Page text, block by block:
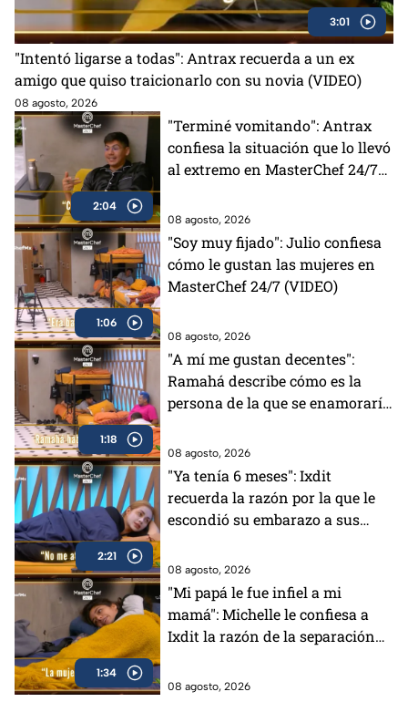
3:01
"Intentó ligarse a todas": Antrax recuerda a un ex
amigo que quiso traicionarlo con su novia (VIDEO)
08 agosto, 2026
2:04
"Terminé vomitando": Antrax
confiesa la situación que lo llevó
al extremo en MasterChef 24/7
08 agosto, 2026
1:06
"Soy muy fijado": Julio confiesa
cómo le gustan las mujeres en
MasterChef 24/7 (VIDEO)
08 agosto, 2026
1:18
"A mí me gustan decentes":
Ramahá describe cómo es la
persona de la que se enamoraría
08 agosto, 2026
2:21
"Ya tenía 6 meses": Ixdit
recuerda la razón por la que le
escondió su embarazo a sus
(VIDEO)
08 agosto, 2026
1:34
"Mi papá le fue infiel a mi
mamá": Michelle le confiesa a
Ixdit la razón de la separación
24/7 (VIDEO)
08 agosto, 2026